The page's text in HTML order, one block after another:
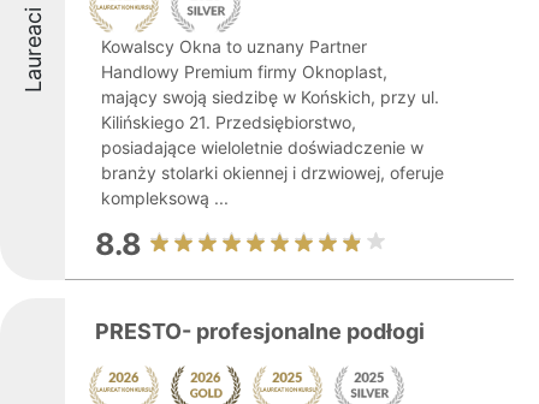
Laureaci
Kowalscy Okna to uznany Partner
Handlowy Premium firmy Oknoplast,
mający swoją siedzibę w Końskich, przy ul.
Kilińskiego 21. Przedsiębiorstwo,
posiadające wieloletnie doświadczenie w
branży stolarki okiennej i drzwiowej, oferuje
kompleksową ...
8.8
PRESTO- profesjonalne podłogi